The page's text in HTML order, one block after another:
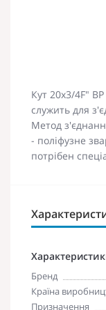
Кут 20x3/4F" ВР
служить для
Метод
- поліфузне
потрібен
Бренд
Країна
Призначення